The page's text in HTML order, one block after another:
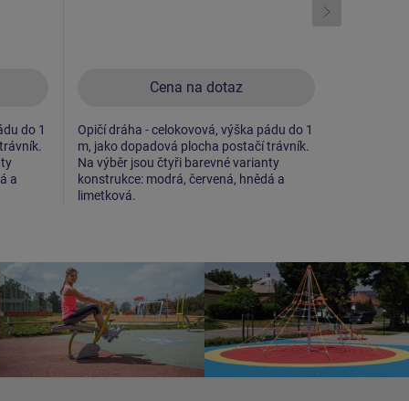
do 1
a
Cena na dotaz
Opičí dráha - celokovová, výška pádu do 1
m, jako dopadová plocha postačí trávník.
Na výběr jsou čtyři barevné varianty
konstrukce: modrá, červená, hnědá a
limetková.